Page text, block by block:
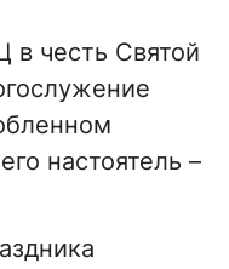
в честь Святой
настоятель –